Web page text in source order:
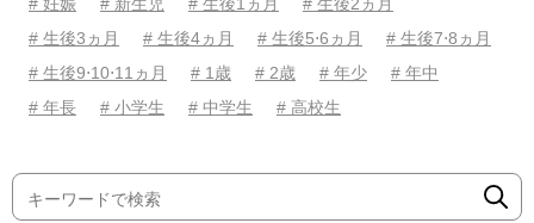
# 生後3ヵ月
# 生後4ヵ月 # 生後5⋅6ヵ月
# 生後7⋅8ヵ月
# 生後9⋅10⋅11ヵ月
# 1歳 # 2歳 # 年少
# 年中
# 年長
# 小学生 # 中学生 # 高校生